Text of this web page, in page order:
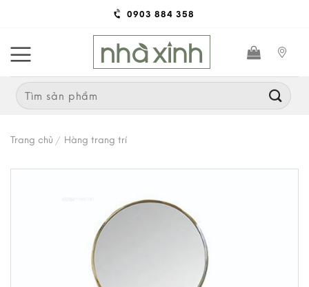
content
0903 884 358
Search
for:
Trang chủ / Hàng trang trí